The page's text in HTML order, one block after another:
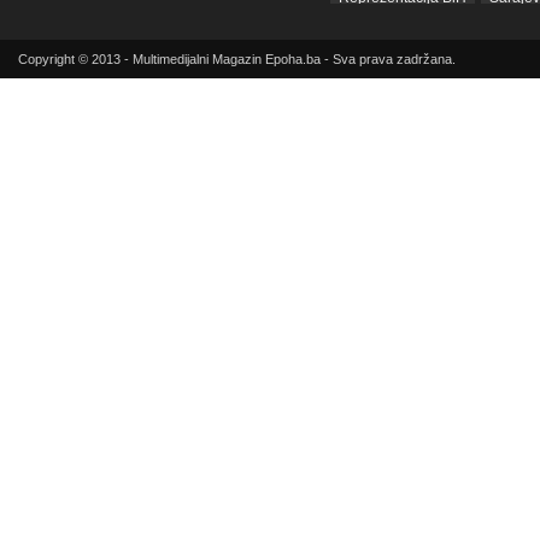
Sud BiH
Tarčin
Copyright © 2013 - Multimedijalni Magazin Epoha.ba - Sva prava zadržana.